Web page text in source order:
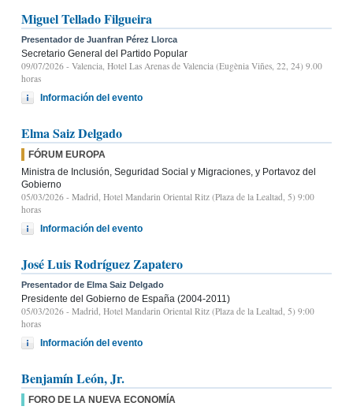
Miguel Tellado Filgueira
Presentador de Juanfran Pérez Llorca
Secretario General del Partido Popular
09/07/2026 - Valencia, Hotel Las Arenas de Valencia (Eugènia Viñes, 22, 24) 9.00
horas
Información del evento
Elma Saiz Delgado
FÓRUM EUROPA
Ministra de Inclusión, Seguridad Social y Migraciones, y Portavoz del
Gobierno
05/03/2026 - Madrid, Hotel Mandarin Oriental Ritz (Plaza de la Lealtad, 5) 9:00
horas
Información del evento
José Luis Rodríguez Zapatero
Presentador de Elma Saiz Delgado
Presidente del Gobierno de España (2004-2011)
05/03/2026 - Madrid, Hotel Mandarin Oriental Ritz (Plaza de la Lealtad, 5) 9:00
horas
Información del evento
Benjamín León, Jr.
FORO DE LA NUEVA ECONOMÍA